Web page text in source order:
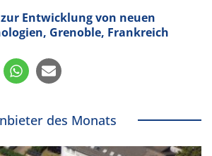
zur Entwicklung von neuen
Grenoble, Frankreich
des Monats